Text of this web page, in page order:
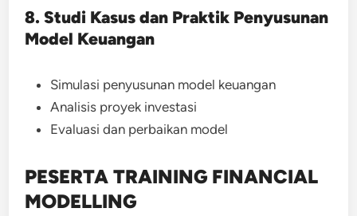
8. Studi Kasus dan Praktik Penyusunan
Model Keuangan
Simulasi penyusunan model keuangan
Analisis proyek investasi
Evaluasi dan perbaikan model
PESERTA TRAINING FINANCIAL
MODELLING